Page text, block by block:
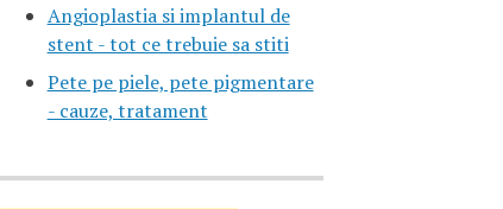
Angioplastia si implantul de
stent - tot ce trebuie sa stiti
Pete pe piele, pete pigmentare
- cauze, tratament